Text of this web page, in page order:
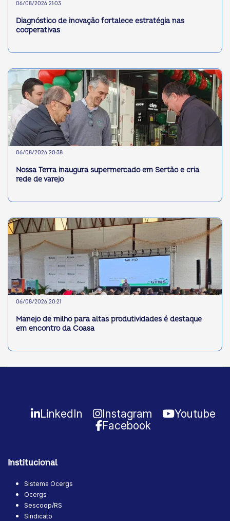
06/08/2026 21:03
Diagnóstico de inovação fortalece estratégia nas
cooperativas
06/08/2026 20:38
Nossa Terra inaugura supermercado em Sertão e cria
rede de varejo
06/08/2026 20:21
Manejo de milho para altas produtividades é destaque
em encontro da Coasa
LinkedIn Instagram
Youtube
Facebook
Institucional
Sistema Ocergs
Ocergs
Sescoop/RS
Sindicato